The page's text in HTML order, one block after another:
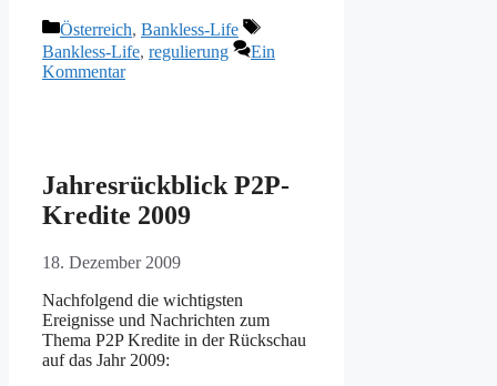
Kategorien
Österreich, Bankless-Life
Schlagwörter
Bankless-Life, regulierung
Ein
Kommentar
Jahresrückblick P2P-
Kredite 2009
18. Dezember 2009
Nachfolgend die wichtigsten
Ereignisse und Nachrichten zum
Thema P2P Kredite in der Rückschau
auf das Jahr 2009: